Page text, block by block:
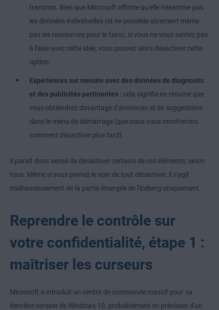
transmis. Bien que Microsoft affirme qu'elle n'examine pas
les données individuelles (et ne possède sûrement même
pas les ressources pour le faire), si vous ne vous sentez pas
à l'aise avec cette idée, vous pouvez alors désactiver cette
option.
Expériences sur mesure avec des données de diagnostic
et des publicités pertinentes : cela signifie en résumé que
vous obtiendrez davantage d'annonces et de suggestions
dans le menu de démarrage (que nous vous montrerons
comment désactiver plus tard).
Il paraît donc sensé de désactiver certains de ces éléments, sinon
tous. Même si vous prenez le soin de tout désactiver, il s'agit
malheureusement de la partie émergée de l'iceberg uniquement.
Reprendre le contrôle sur
votre confidentialité, étape 1 :
maîtriser les curseurs
Microsoft a introduit un centre de commande massif pour sa
dernière version de Windows 10, probablement en prévision d'un